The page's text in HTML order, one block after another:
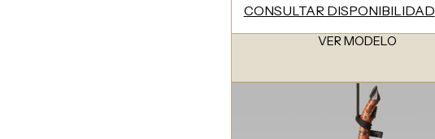
CONSULTAR DISPONIBILIDAD
VER MODELO